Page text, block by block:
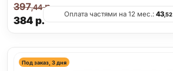
384р.
397,44р.
Оплата частями на 12 мес.:43,52
Под заказ, 3 дня